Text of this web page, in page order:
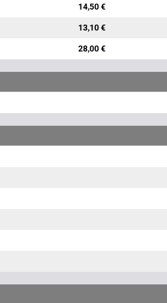
14,50 €
13,10 €
28,00 €